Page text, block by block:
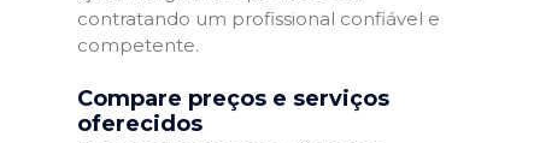
contratando um profissional confiável e
competente.
Compare preços e serviços
oferecidos